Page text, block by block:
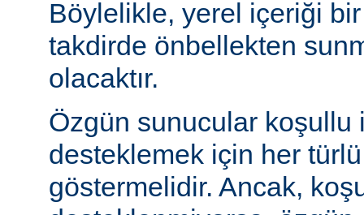
Böylelikle, yerel içeriği bir
takdirde önbellekten
olacaktır.
Özgün sunucular koşullu
desteklemek için her türlü
göstermelidir. Ancak,